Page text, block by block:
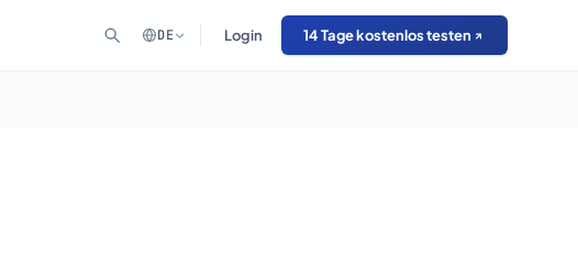
DE Login 14 Tage kostenlos testen